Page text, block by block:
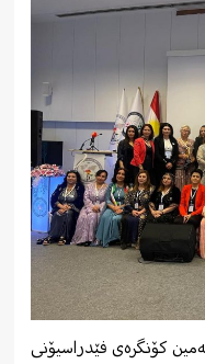
یەکەمین کۆنگرەی فێدراسیۆنی